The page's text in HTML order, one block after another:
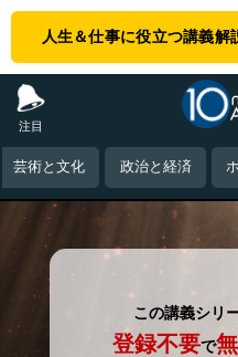
人生＆仕事に役立つ講義解
注目
芸術と文化 政治と経済
この講義シリ
登録不要で